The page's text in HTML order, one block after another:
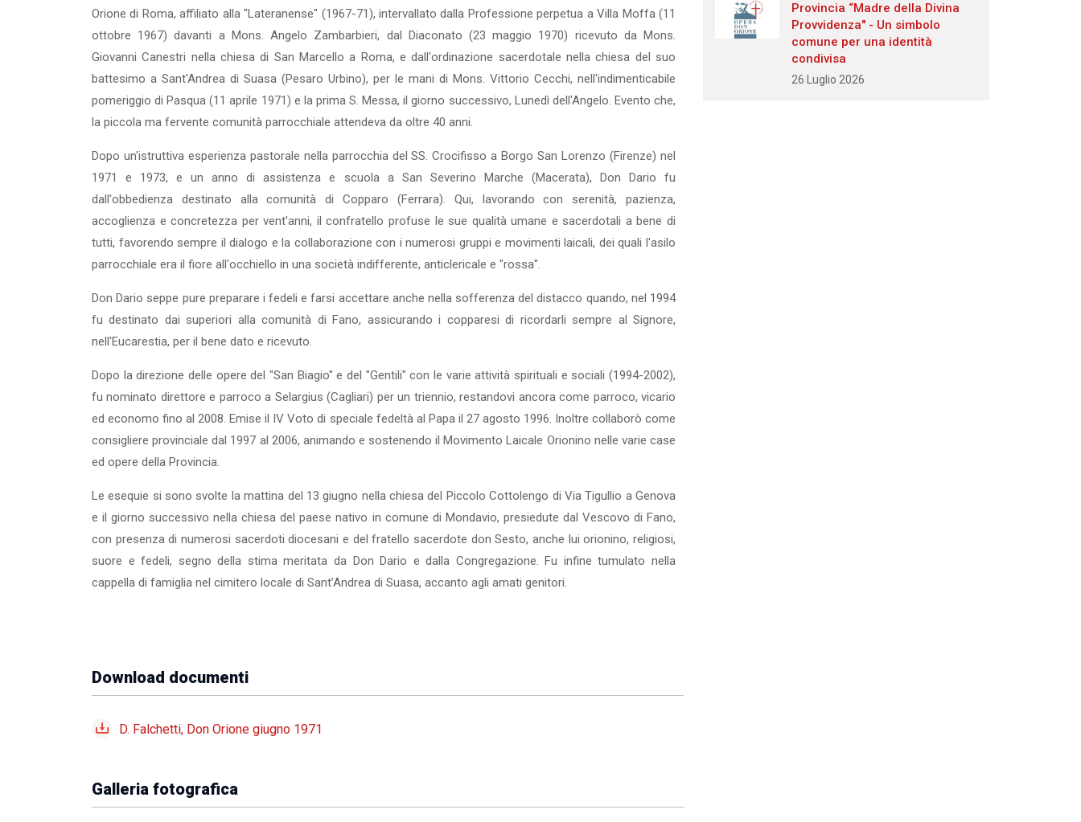
Orione di Roma, affiliato alla "Lateranense" (1967-71), intervallato dalla Professione perpetua a Villa Moffa (11
ottobre 1967) davanti a Mons. Angelo Zambarbieri, dal Diaconato (23 maggio 1970) ricevuto da Mons.
Giovanni Canestri nella chiesa di San Marcello a Roma, e dall'ordinazione sacerdotale nella chiesa del suo
battesimo a Sant'Andrea di Suasa (Pesaro Urbino), per le mani di Mons. Vittorio Cecchi, nell'indimenti­cabile
pomeriggio di Pasqua (11 aprile 1971) e la prima S. Messa, il giorno suc­cessivo, Lunedì dell'Angelo. Evento che,
la piccola ma fervente comunità par­rocchiale attendeva da oltre 40 anni.
Dopo un'istruttiva esperienza pastorale nella parrocchia del SS. Crocifisso a Borgo San Lorenzo (Firenze) nel
1971 e 1973, e un anno di assistenza e scuo­la a San Severino Marche (Macerata), Don Dario fu
dall'obbedienza destinato alla comunità di Copparo (Ferrara). Qui, lavorando con serenità, pazienza,
accoglienza e concretezza per vent'anni, il confratello profuse le sue qualità uma­ne e sacerdotali a bene di
tutti, favorendo sempre il dialogo e la collaborazio­ne con i numerosi gruppi e movimenti laicali, dei quali l'asilo
parrocchiale era il fiore all'occhiello in una società indifferente, anticlericale e "rossa".
Don Dario seppe pure preparare i fedeli e farsi accettare anche nella soffe­renza del distacco quando, nel 1994
fu destinato dai superiori alla comunità di Fano, assicurando i copparesi di ricordarli sempre al Signore,
nell'Eucarestia, per il bene dato e ricevuto.
Dopo la direzione delle opere del "San Biagio" e del "Gentili" con le varie attività spirituali e sociali (1994-2002),
fu nominato direttore e parroco a Selargius (Cagliari) per un triennio, restandovi ancora come parroco, vicario
ed economo fino al 2008. Emise il IV Voto di speciale fedeltà al Papa il 27 ago­sto 1996. Inoltre collaborò come
consigliere provinciale dal 1997 al 2006, ani­mando e sostenendo il Movimento Laicale Orionino nelle varie case
ed opere della Provincia.
Le esequie si sono svolte la mattina del 13 giugno nella chiesa del Piccolo Cottolengo di Via Tigullio a Genova
e il giorno successivo nella chiesa del pae­se nativo in comune di Mondavio, presiedute dal Vescovo di Fano,
con presenza di numerosi sacerdoti diocesani e del fratello sacerdote don Sesto, anche lui orionino, religiosi,
suore e fedeli, segno della stima meritata da Don Dario e dalla Congregazione. Fu infine tumulato nella
cappella di famiglia nel cimite­ro locale di Sant’Andrea di Suasa, accanto agli amati genitori.
Download documenti
D. Falchetti, Don Orione giugno 1971
Galleria fotografica
Provincia “Madre della Divina
Provvidenza" - Un simbolo
comune per una identità
condivisa
26 Luglio 2026